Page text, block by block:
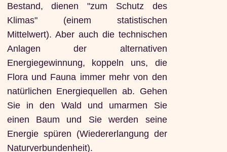
Bestand, dienen "zum Schutz des
Klimas" (einem statistischen
Mittelwert). Aber auch die technischen
Anlagen der alternativen
Energiegewinnung, koppeln uns, die
Flora und Fauna immer mehr von den
natürlichen Energiequellen ab. Gehen
Sie in den Wald und umarmen Sie
einen Baum und Sie werden seine
Energie spüren (Wiedererlangung der
Naturverbundenheit).